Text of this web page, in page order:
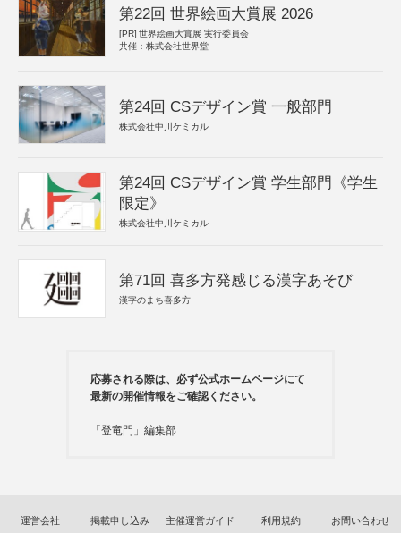
第22回 世界絵画大賞展 2026
[PR] 世界絵画大賞展 実行委員会
共催：株式会社世界堂
第24回 CSデザイン賞 一般部門
株式会社中川ケミカル
第24回 CSデザイン賞 学生部門《学生
限定》
株式会社中川ケミカル
第71回 喜多方発感じる漢字あそび
漢字のまち喜多方
応募される際は、必ず公式ホームページにて
最新の開催情報をご確認ください。
「登竜門」編集部
運営会社 掲載申し込み 主催運営ガイド 利用規約 お問い合わせ